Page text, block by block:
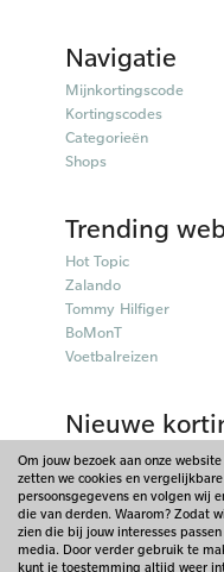
Navigatie
Mijnkortingscode
Kortingscodes
Categorieën
Shops
Trending
Hot Topic
Zalando
Tommy Hilfiger
BoMonT
Voetbalreizen
Nieuwe
50plusmobiel
Parfumado
Fitpen kortingscodes
Things I Like Things I
Briters kortingscodes
Om jouw bezoek aan onze
zetten we cookies en
persoonsgegevens en volgen wij
die van derden. Waarom? Zodat
zien die bij jouw interesses
media. Door verder gebruik te
kunt je toestemming altijd weer